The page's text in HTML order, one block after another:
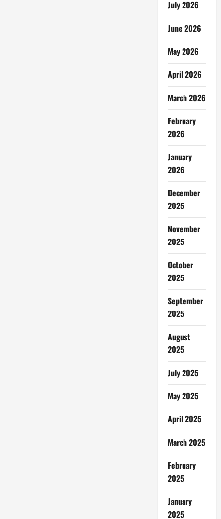
July 2026
June 2026
May 2026
April 2026
March 2026
February
2026
January
2026
December
2025
November
2025
October
2025
September
2025
August
2025
July 2025
May 2025
April 2025
March 2025
February
2025
January
2025